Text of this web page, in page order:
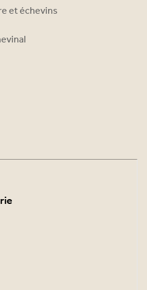
et échevins